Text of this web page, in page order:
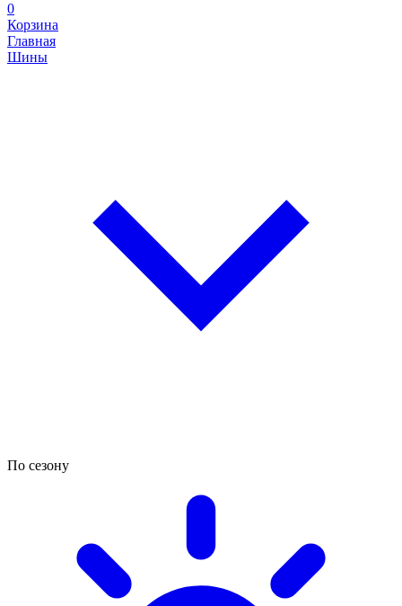
0
Корзина
Главная
Шины
По сезону